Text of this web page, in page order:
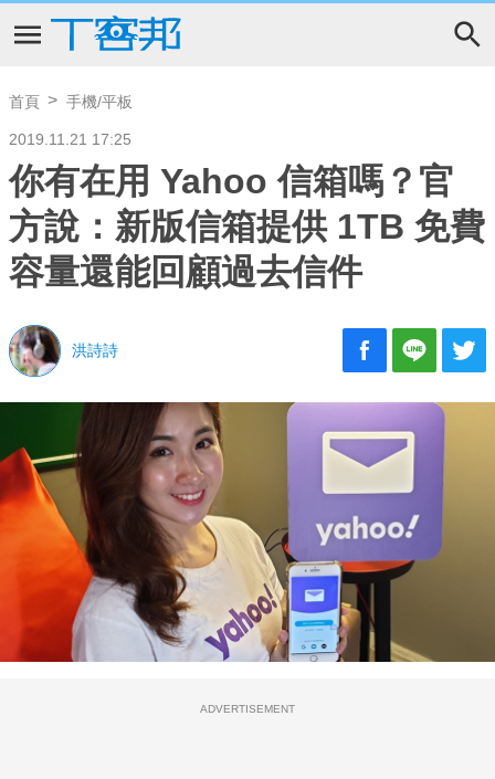
首頁 手機/平板
2019.11.21 17:25
你有在用 Yahoo 信箱嗎？官
方說：新版信箱提供 1TB 免費
容量還能回顧過去信件
洪詩詩
ADVERTISEMENT